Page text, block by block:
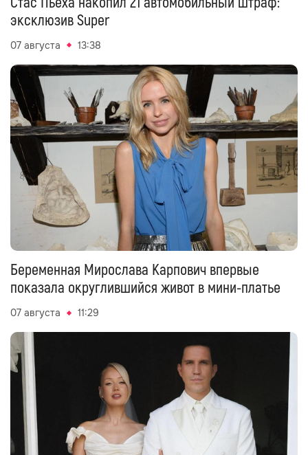
эксклюзив Super
07 августа 13:38
Беременная Мирослава Карпович впервые
показала округлившийся живот в мини-платье
07 августа 11:29